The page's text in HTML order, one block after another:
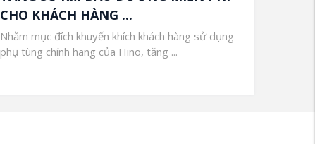
CHO KHÁCH HÀNG ...
Nhằm mục đích khuyến khích khách hàng sử dụng
phụ tùng chính hãng của Hino, tăng ...